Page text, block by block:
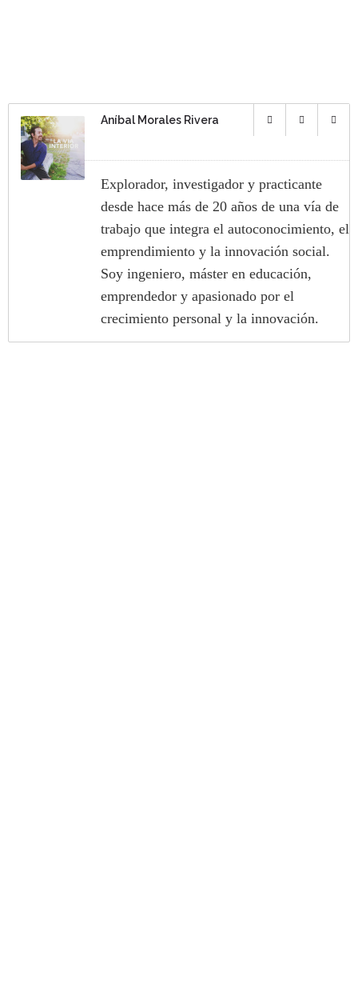
Aníbal Morales Rivera
Explorador, investigador y practicante
desde hace más de 20 años de una vía de
trabajo que integra el autoconocimiento, el
emprendimiento y la innovación social.
Soy ingeniero, máster en educación,
emprendedor y apasionado por el
crecimiento personal y la innovación.